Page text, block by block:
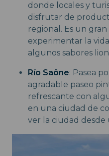
donde locales y
disfrutar de
regional. Es un
experimentar la
algunos sabores
Río Saône: Pasea
agradable paseo
refrescante con
en una ciudad de
ver la ciudad